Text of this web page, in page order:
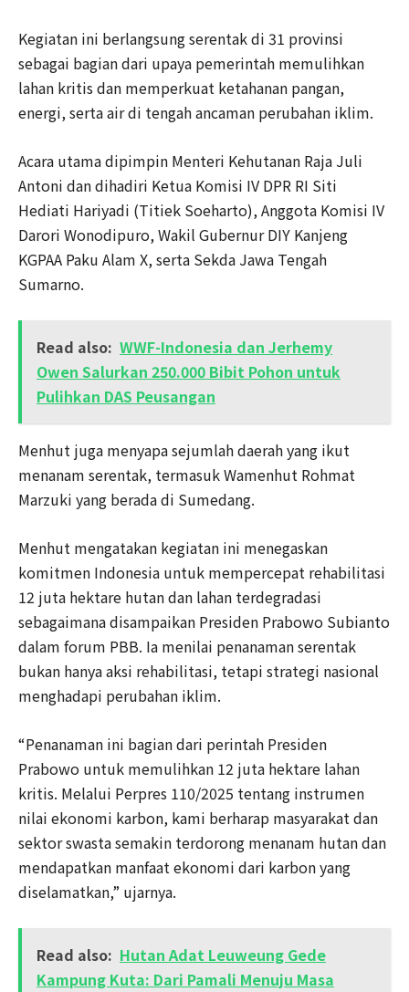
Kegiatan ini berlangsung serentak di 31 provinsi
sebagai bagian dari upaya pemerintah memulihkan
lahan kritis dan memperkuat ketahanan pangan,
energi, serta air di tengah ancaman perubahan iklim.
Acara utama dipimpin Menteri Kehutanan Raja Juli
Antoni dan dihadiri Ketua Komisi IV DPR RI Siti
Hediati Hariyadi (Titiek Soeharto), Anggota Komisi IV
Darori Wonodipuro, Wakil Gubernur DIY Kanjeng
KGPAA Paku Alam X, serta Sekda Jawa Tengah
Sumarno.
Read also: WWF-Indonesia dan Jerhemy
Owen Salurkan 250.000 Bibit Pohon untuk
Pulihkan DAS Peusangan
Menhut juga menyapa sejumlah daerah yang ikut
menanam serentak, termasuk Wamenhut Rohmat
Marzuki yang berada di Sumedang.
Menhut mengatakan kegiatan ini menegaskan
komitmen Indonesia untuk mempercepat rehabilitasi
12 juta hektare hutan dan lahan terdegradasi
sebagaimana disampaikan Presiden Prabowo Subianto
dalam forum PBB. Ia menilai penanaman serentak
bukan hanya aksi rehabilitasi, tetapi strategi nasional
menghadapi perubahan iklim.
“Penanaman ini bagian dari perintah Presiden
Prabowo untuk memulihkan 12 juta hektare lahan
kritis. Melalui Perpres 110/2025 tentang instrumen
nilai ekonomi karbon, kami berharap masyarakat dan
sektor swasta semakin terdorong menanam hutan dan
mendapatkan manfaat ekonomi dari karbon yang
diselamatkan,” ujarnya.
Read also: Hutan Adat Leuweung Gede
Kampung Kuta: Dari Pamali Menuju Masa